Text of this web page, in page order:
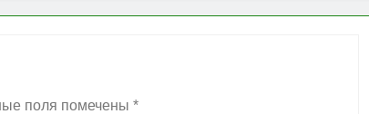
поля помечены *